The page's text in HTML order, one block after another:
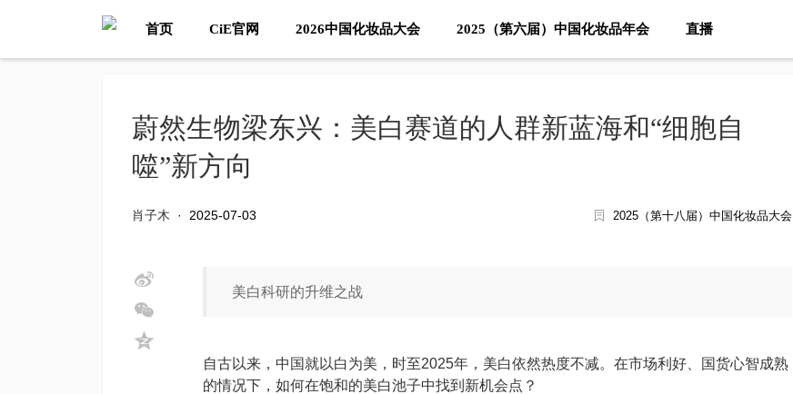
首页 CiE官网 2026中国化妆品大会 2025（第六届）中国化妆品年会 直播
蔚然生物梁东兴：美白赛道的人群新蓝海和“细胞自
噬”新方向
2025（第十八届）中国化妆品大会
肖子木 · 2025-07-03
美白科研的升维之战
自古以来，中国就以白为美，时至2025年，美白依然热度不减。在市场利好、国货心智成熟
的情况下，如何在饱和的美白池子中找到新机会点？